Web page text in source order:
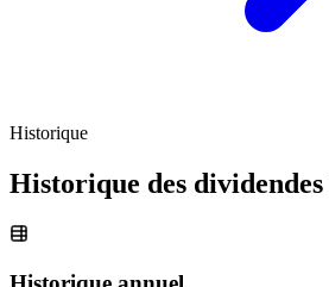
Historique
Historique des dividendes